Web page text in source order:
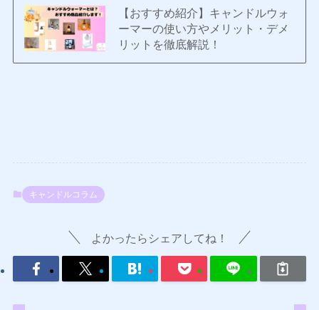
【おすすめ紹介】キャンドルウォ
ーマーの使い方やメリット・デメ
リットを徹底解説！
キャンドルコラム
よかったらシェアしてね！